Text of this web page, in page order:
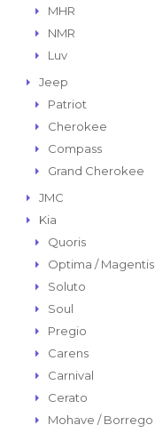
MHR
NMR
Luv
Jeep
Patriot
Cherokee
Compass
Grand Cherokee
JMC
Kia
Quoris
Optima / Magentis
Soluto
Soul
Pregio
Carens
Carnival
Cerato
Mohave / Borrego